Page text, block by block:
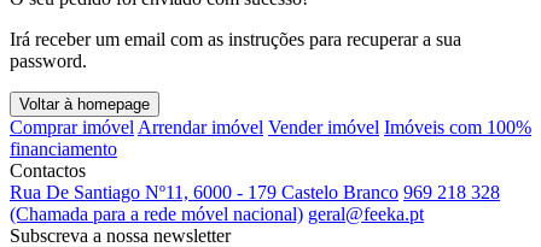
Irá receber um email com as instruções para recuperar a sua
password.
Voltar à homepage
Comprar imóvel Arrendar imóvel Vender imóvel Imóveis com 100%
financiamento
Contactos
Rua De Santiago Nº11, 6000 - 179 Castelo Branco 969 218 328
(Chamada para a rede móvel nacional) geral@feeka.pt
Subscreva a nossa newsletter